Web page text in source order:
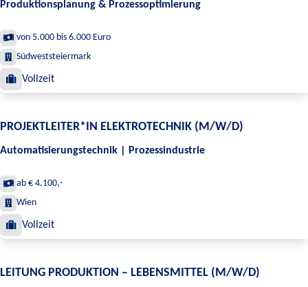
Produktionsplanung & Prozessoptimierung
von 5.000 bis 6.000 Euro
Südweststeiermark
Vollzeit
PROJEKTLEITER*IN ELEKTROTECHNIK (M/W/D)
Automatisierungstechnik | Prozessindustrie
ab € 4.100,-
Wien
Vollzeit
LEITUNG PRODUKTION – LEBENSMITTEL (M/W/D)